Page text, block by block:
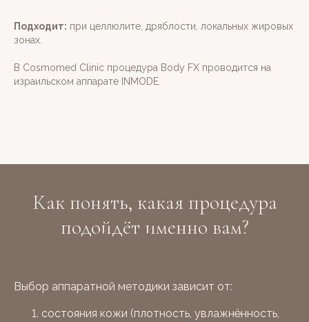
Подходит: при целлюлите, дряблости, локальных жировых
зонах.
В Cosmomed Clinic процедура Body FX проводится на
израильском аппарате INMODE.
Как понять, какая процедура
подойдёт именно вам?
Выбор аппаратной методики зависит от:
состояния кожи (плотность, увлажнённость,
МЫ ЖДЕМ ВАС
г. Пермь, ул. Малкова 6.
Телефон для звонков и записи +7 (342) 279-44-33
Оформить налоговый вычет через